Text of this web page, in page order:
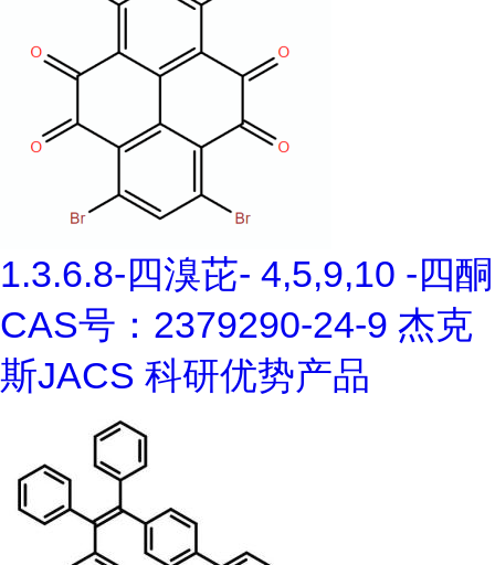
1.3.6.8-四溴芘- 4,5,9,10 -四酮
CAS号：2379290-24-9 杰克
斯JACS 科研优势产品